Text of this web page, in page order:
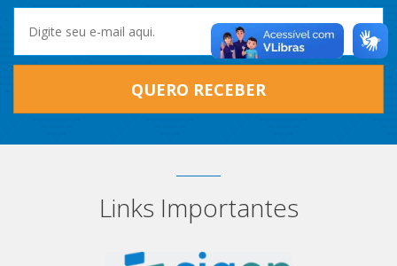
QUERO RECEBER
Links Importantes